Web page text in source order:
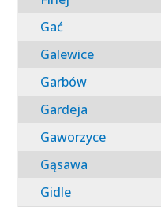
Gać
Galewice
Garbów
Gardeja
Gaworzyce
Gąsawa
Gidle